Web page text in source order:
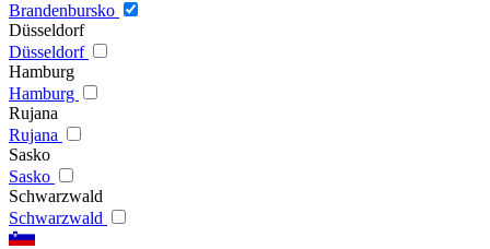
Brandenbursko
Düsseldorf
Düsseldorf
Hamburg
Hamburg
Rujana
Rujana
Sasko
Sasko
Schwarzwald
Schwarzwald